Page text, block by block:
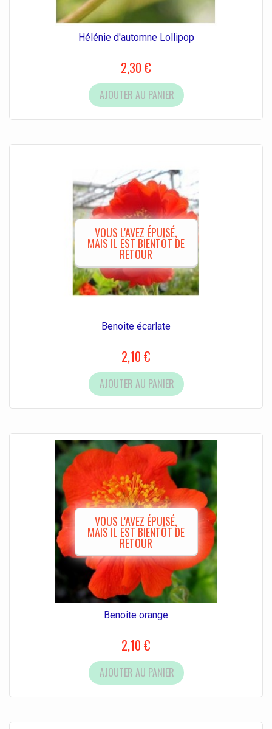
Hélénie d'automne Lollipop
2,30 €
AJOUTER AU PANIER
VOUS L'AVEZ ÉPUISÉ,
MAIS IL EST BIENTÔT DE
RETOUR
Benoite écarlate
2,10 €
AJOUTER AU PANIER
VOUS L'AVEZ ÉPUISÉ,
MAIS IL EST BIENTÔT DE
RETOUR
Benoite orange
2,10 €
AJOUTER AU PANIER